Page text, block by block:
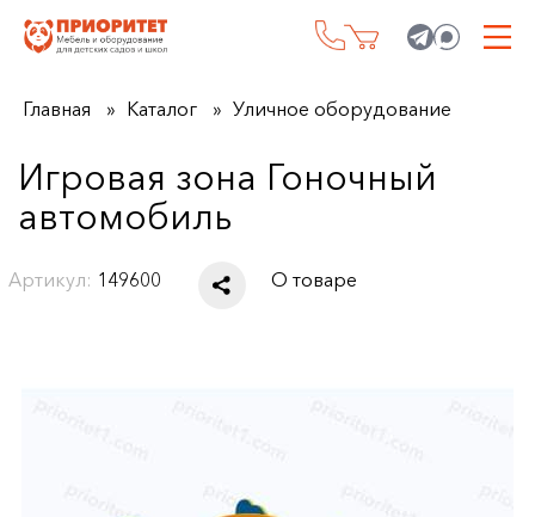
Главная Каталог Уличное оборудование
Игровая зона Гоночный
автомобиль
Артикул: 149600 О товаре